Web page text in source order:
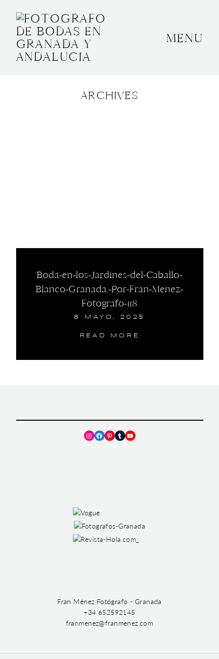
MENU
ARCHIVES
Boda-en-los-Jardines-del-Caballo-
Blanco-Granada.-Por-Fran-Menez-
Fotografo-118
8 MAYO, 2025
READ MORE
BODAS
Instagram
Facebook
Pinterest
TumblrYouTube
Fran Ménez Fotógrafo - Granada
+34 652592145
franmenez@franmenez.com